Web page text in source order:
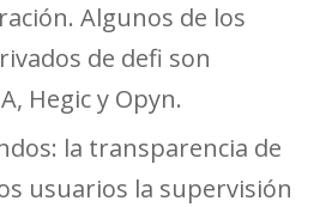
Algunos de los
de defi son
Hegic y Opyn.
la transparencia de
usuarios la supervisión